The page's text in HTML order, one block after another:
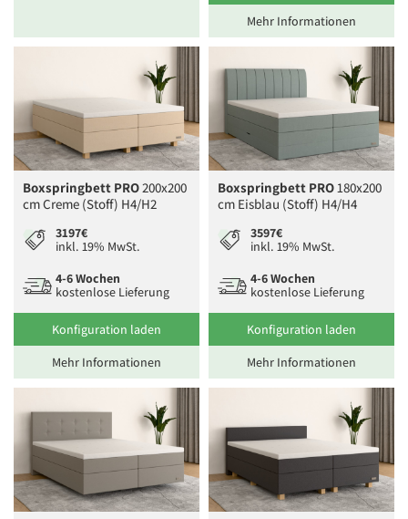
Mehr Informationen
Boxspringbett PRO200x200
cm Creme (Stoff) H4/H2
3197€
inkl. 19% MwSt.
4-6 Wochen
kostenlose Lieferung
Konfiguration laden
Mehr Informationen
Boxspringbett PRO180x200
cm Eisblau (Stoff) H4/H4
3597€
inkl. 19% MwSt.
4-6 Wochen
kostenlose Lieferung
Konfiguration laden
Mehr Informationen